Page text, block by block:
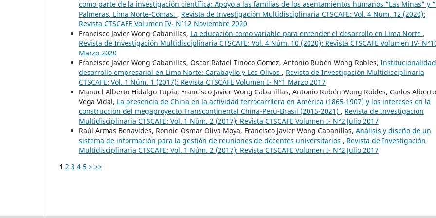
como parte de la investigación científica: Apoyo a las familias de los asentamientos humanos “Las Minas” y
Palmeras, Lima Norte-Comas. , Revista de Investigación Multidisciplinaria CTSCAFE: Vol. 4 Núm. 12 (2020):
Revista CTSCAFE Volumen IV- N°12 Noviembre 2020
Francisco Javier Wong Cabanillas, La educación como variable para entender el desarrollo en Lima Norte ,
Revista de Investigación Multidisciplinaria CTSCAFE: Vol. 4 Núm. 10 (2020): Revista CTSCAFE Volumen IV-
Marzo 2020
Francisco Javier Wong Cabanillas, Oscar Rafael Tinoco Gómez, Antonio Rubén Wong Robles,
desarrollo empresarial en Lima Norte: Carabayllo y Los Olivos , Revista de Investigación Multidisciplinaria
CTSCAFE: Vol. 1 Núm. 1 (2017): Revista CTSCAFE Volumen I- N°1 Marzo 2017
Manuel Alberto Hidalgo Tupia, Francisco Javier Wong Cabanillas, Antonio Rubén Wong Robles, Carlos Alberto
Vega Vidal, La presencia de China en la actividad ferrocarrilera en América (1865-1907) y los intereses en la
construcción del megaproyecto Transcontinental China-Perú-Brasil (2015-2021) , Revista de Investigación
Multidisciplinaria CTSCAFE: Vol. 1 Núm. 2 (2017): Revista CTSCAFE Volumen I- N°2 Julio 2017
Raúl Armas Benavides, Ronnie Osmar Oliva Moya, Francisco Javier Wong Cabanillas, Análisis y diseño de un
sistema de información para la gestión de reuniones de docentes universitarios , Revista de Investigación
Multidisciplinaria CTSCAFE: Vol. 1 Núm. 2 (2017): Revista CTSCAFE Volumen I- N°2 Julio 2017
1 2 3 4 5 > >>